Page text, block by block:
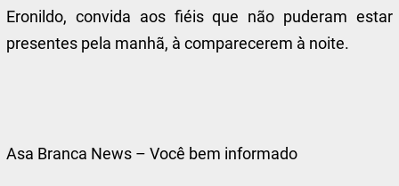
Eronildo, convida aos fiéis que não puderam estar
presentes pela manhã, à comparecerem à noite.
Asa Branca News – Você bem informado